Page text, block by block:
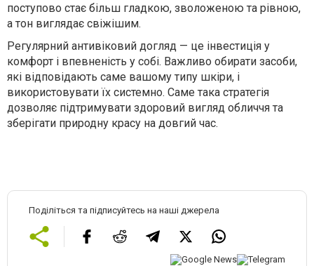
поступово стає більш гладкою, зволоженою та рівною,
а тон виглядає свіжішим.
Регулярний антивіковий догляд — це інвестиція у
комфорт і впевненість у собі. Важливо обирати засоби,
які відповідають саме вашому типу шкіри, і
використовувати їх системно. Саме така стратегія
дозволяє підтримувати здоровий вигляд обличчя та
зберігати природну красу на довгий час.
Поділіться та підписуйтесь на наші джерела